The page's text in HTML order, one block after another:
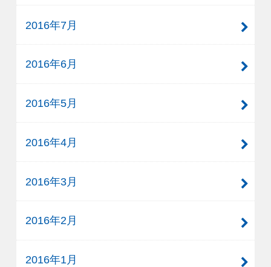
2016年7月
2016年6月
2016年5月
2016年4月
2016年3月
2016年2月
2016年1月